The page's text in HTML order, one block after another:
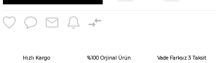
Hızlı Kargo
%100 Orjinal Ürün
Vade Farksız 3 Taksit